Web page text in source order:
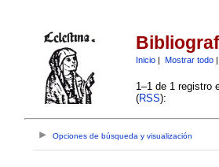
Inicio| Mostrar todo|
1–1 de 1 registro
(RSS):
Opciones de búsqueda y visualización